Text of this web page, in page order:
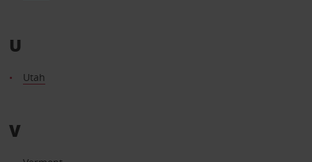
U
Utah
V